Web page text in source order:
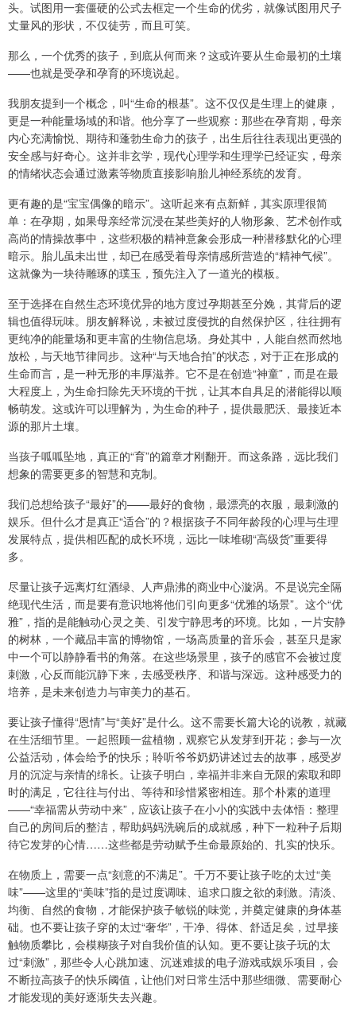
头。试图用一套僵硬的公式去框定一个生命的优劣，就像试图用尺子
丈量风的形状，不仅徒劳，而且可笑。
那么，一个优秀的孩子，到底从何而来？这或许要从生命最初的土壤
——也就是受孕和孕育的环境说起。
我朋友提到一个概念，叫“生命的根基”。这不仅仅是生理上的健康，
更是一种能量场域的和谐。他分享了一些观察：那些在孕育期，母亲
内心充满愉悦、期待和蓬勃生命力的孩子，出生后往往表现出更强的
安全感与好奇心。这并非玄学，现代心理学和生理学已经证实，母亲
的情绪状态会通过激素等物质直接影响胎儿神经系统的发育。
更有趣的是“宝宝偶像的暗示”。这听起来有点新鲜，其实原理很简
单：在孕期，如果母亲经常沉浸在某些美好的人物形象、艺术创作或
高尚的情操故事中，这些积极的精神意象会形成一种潜移默化的心理
暗示。胎儿虽未出世，却已在感受着母亲情感所营造的“精神气候”。
这就像为一块待雕琢的璞玉，预先注入了一道光的模板。
至于选择在自然生态环境优异的地方度过孕期甚至分娩，其背后的逻
辑也值得玩味。朋友解释说，未被过度侵扰的自然保护区，往往拥有
更纯净的能量场和更丰富的生物信息场。身处其中，人能自然而然地
放松，与天地节律同步。这种“与天地合拍”的状态，对于正在形成的
生命而言，是一种无形的丰厚滋养。它不是在创造“神童”，而是在最
大程度上，为生命扫除先天环境的干扰，让其本自具足的潜能得以顺
畅萌发。这或许可以理解为，为生命的种子，提供最肥沃、最接近本
源的那片土壤。
当孩子呱呱坠地，真正的“育”的篇章才刚翻开。而这条路，远比我们
想象的需要更多的智慧和克制。
我们总想给孩子“最好”的——最好的食物，最漂亮的衣服，最刺激的
娱乐。但什么才是真正“适合”的？根据孩子不同年龄段的心理与生理
发展特点，提供相匹配的成长环境，远比一味堆砌“高级货”重要得
多。
尽量让孩子远离灯红酒绿、人声鼎沸的商业中心漩涡。不是说完全隔
绝现代生活，而是要有意识地将他们引向更多“优雅的场景”。这个“优
雅”，指的是能触动心灵之美、引发宁静思考的环境。比如，一片安静
的树林，一个藏品丰富的博物馆，一场高质量的音乐会，甚至只是家
中一个可以静静看书的角落。在这些场景里，孩子的感官不会被过度
刺激，心反而能沉静下来，去感受秩序、和谐与深远。这种感受力的
培养，是未来创造力与审美力的基石。
要让孩子懂得“恩情”与“美好”是什么。这不需要长篇大论的说教，就藏
在生活细节里。一起照顾一盆植物，观察它从发芽到开花；参与一次
公益活动，体会给予的快乐；聆听爷爷奶奶讲述过去的故事，感受岁
月的沉淀与亲情的绵长。让孩子明白，幸福并非来自无限的索取和即
时的满足，它往往与付出、等待和珍惜紧密相连。那个朴素的道理
——“幸福需从劳动中来”，应该让孩子在小小的实践中去体悟：整理
自己的房间后的整洁，帮助妈妈洗碗后的成就感，种下一粒种子后期
待它发芽的心情……这些都是劳动赋予生命最原始的、扎实的快乐。
在物质上，需要一点“刻意的不满足”。千万不要让孩子吃的太过“美
味”——这里的“美味”指的是过度调味、追求口腹之欲的刺激。清淡、
均衡、自然的食物，才能保护孩子敏锐的味觉，并奠定健康的身体基
础。也不要让孩子穿的太过“奢华”，干净、得体、舒适足矣，过早接
触物质攀比，会模糊孩子对自我价值的认知。更不要让孩子玩的太
过“刺激”，那些令人心跳加速、沉迷难拔的电子游戏或娱乐项目，会
不断拉高孩子的快乐阈值，让他们对日常生活中那些细微、需要耐心
才能发现的美好逐渐失去兴趣。